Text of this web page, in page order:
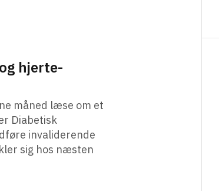
hjerte-
måned læse om et
Diabetisk
invaliderende
sig hos næsten